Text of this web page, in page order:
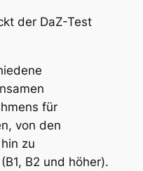
der DaZ-Test
für
von den
zu
B2 und höher).